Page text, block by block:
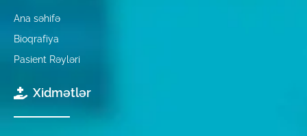
Ana səhifə
Bioqrafiya
Pasient Rəyləri
Xidmətlər